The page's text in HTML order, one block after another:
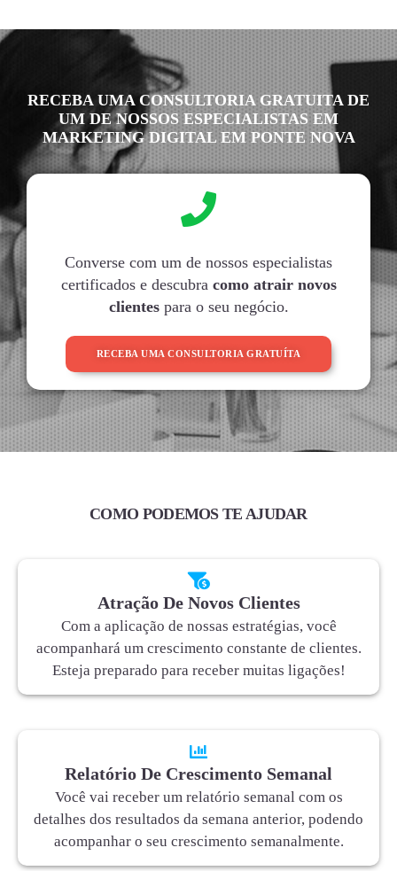
RECEBA UMA CONSULTORIA GRATUITA DE
UM DE NOSSOS ESPECIALISTAS EM
MARKETING DIGITAL EM PONTE NOVA
Converse com um de nossos especialistas
certificados e descubra como atrair novos
clientespara o seu negócio.
RECEBA UMA CONSULTORIA GRATUÍTA
COMO PODEMOS TE AJUDAR
Atração De Novos Clientes
Com a aplicação de nossas estratégias, você
acompanhará um crescimento constante de clientes.
Esteja preparado para receber muitas ligações!
Relatório De Crescimento Semanal
Você vai receber um relatório semanal com os
detalhes dos resultados da semana anterior, podendo
acompanhar o seu crescimento semanalmente.